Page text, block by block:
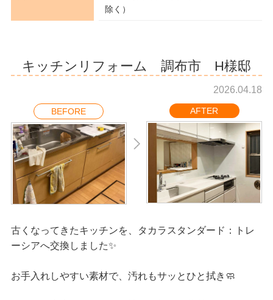
除く）
キッチンリフォーム 調布市 H様邸
2026.04.18
BEFORE AFTER
古くなってきたキッチンを、タカラスタンダード：トレ
ーシアへ交換しました✨
お手入れしやすい素材で、汚れもサッとひと拭き🧼